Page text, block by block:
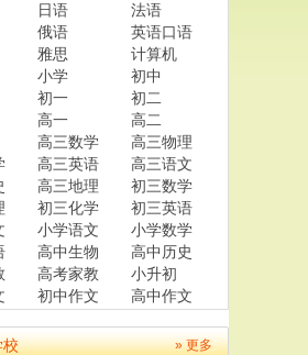
日语
法语
俄语
英语口语
雅思
计算机
小学
初中
初一
初二
高一
高二
高三数学
高三物理
高三英语
高三语文
高三地理
初三数学
初三化学
初三英语
小学语文
小学数学
高中生物
高中历史
高考家教
小升初
初中作文 高中作文
» 更多
校